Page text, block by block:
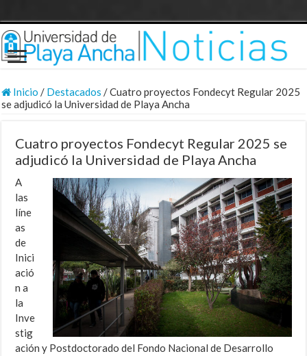
Inicio / Destacados /Cuatro proyectos Fondecyt Regular 2025
se adjudicó la Universidad de Playa Ancha
Cuatro proyectos Fondecyt Regular 2025 se
adjudicó la Universidad de Playa Ancha
A
las
líne
as
de
Inici
ació
n a
la
Inve
stig
ación y Postdoctorado del Fondo Nacional de Desarrollo